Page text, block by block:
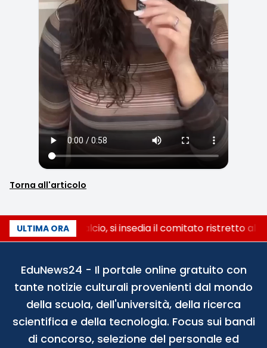
Torna all'articolo
ULTIMA ORA
Riforma del calcio, si insedia il comitato ristretto al
EduNews24 - Il portale online gratuito con
tante notizie culturali provenienti dal mondo
della scuola, dell'università, della ricerca
scientifica e della tecnologia. Focus sui bandi
di concorso, selezione del personale ed